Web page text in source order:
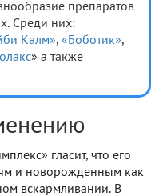
препаратов
Среди них:
Калм», «Боботик»,
» а также
гласит, что его
и новорожденным как
вскармливании. В